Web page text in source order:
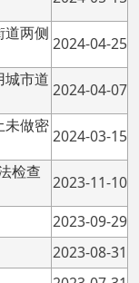
2023-11-10
2023-09-29
2023-08-31
2023-07-31
2023-06-30
2023-05-31
2023-04-29
2023-03-31
2023-02-28
2023-01-31